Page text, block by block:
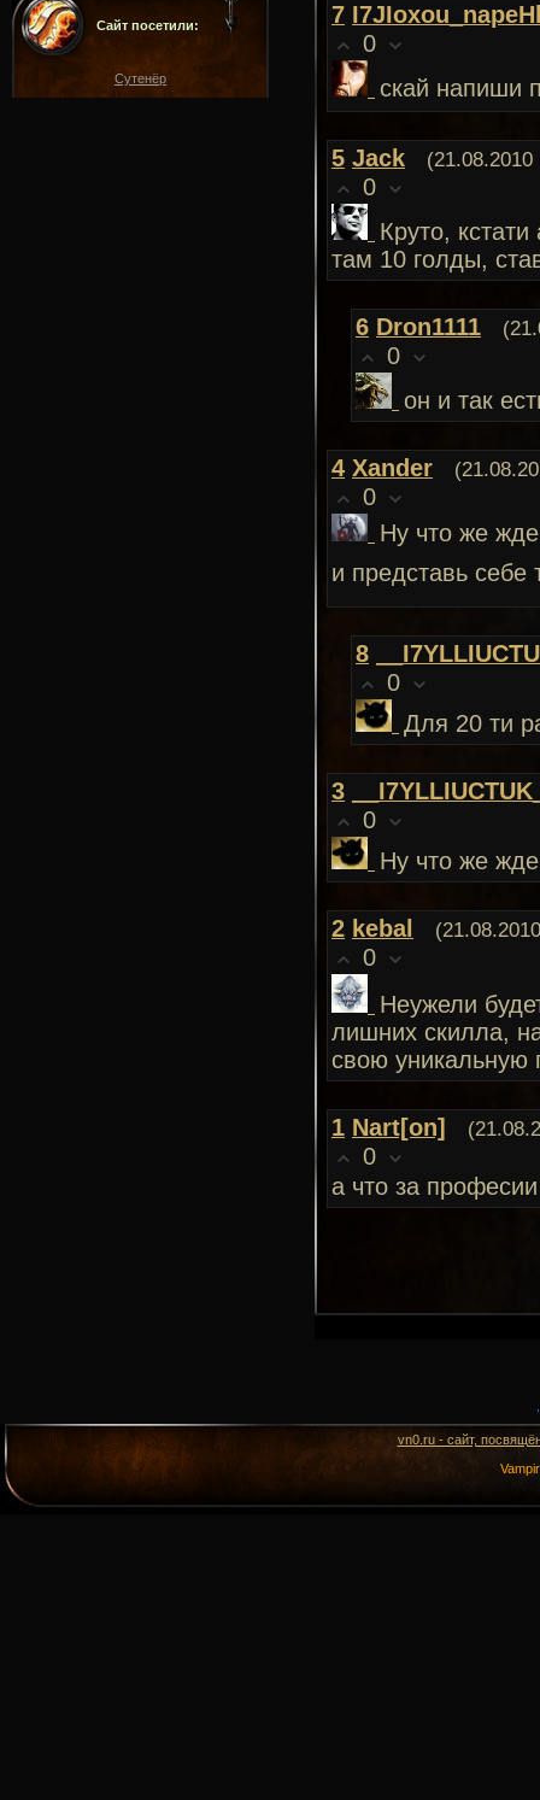
Сайт посетили:
Сутенёр
7
0
скай напиши
5 Jack (21.08.2010
0
Круто,
там 10 голды,
6 Dron1111
0
он и так
4 Xander
0
Ну что же
и представь себе
8
0
Для 20 ти
3
0
Ну что же
2 kebal
0
Неужели
лишних скилла,
свою уникальную
1 Nart[on]
0
а что за
vn0.ru - сайт,